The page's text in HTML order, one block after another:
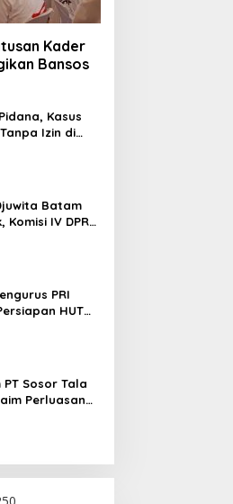
Kader
Bansos
Kasus
Izin di
Batam
Komisi IV DPRD
PRI
HUT
PT Sosor Tala
Perluasan
Batu Merah